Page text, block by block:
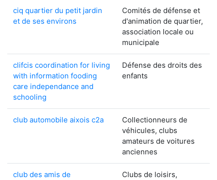
ciq quartier du petit jardin
et de ses environs
Comités de défense et
d'animation de quartier,
association locale ou
municipale
clifcis coordination for living
with information fooding
care independance and
schooling
Défense des droits des
enfants
club automobile aixois c2a
Collectionneurs de
véhicules, clubs
amateurs de voitures
anciennes
club des amis de
Clubs de loisirs,